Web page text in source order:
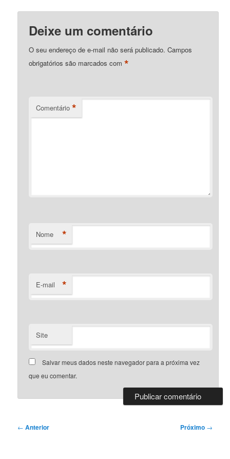
Deixe um comentário
O seu endereço de e-mail não será publicado. Campos
obrigatórios são marcados com*
Comentário *
Nome *
E-mail *
Site
Salvar meus dados neste navegador para a próxima vez
que eu comentar.
Navegação
← Anterior Próximo →